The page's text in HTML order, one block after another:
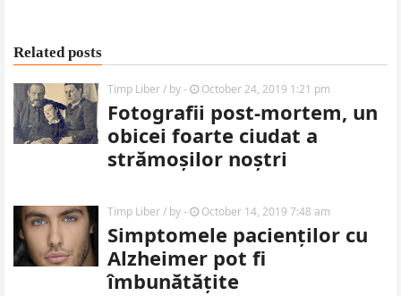
Related posts
Timp Liber/ by- October 24, 2019 1:21 pm
Fotografii post-mortem, un
obicei foarte ciudat a
strămoșilor noștri
Timp Liber/ by- October 14, 2019 7:48 am
Simptomele pacienților cu
Alzheimer pot fi
îmbunătățite